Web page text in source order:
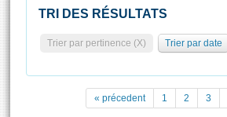
Pétitions
Statistiques et chiffres clés
Documents de référence
( Constitution | Règlement de
La Bibliothèque
TRI DES RÉSULTATS
Trier par pertinence (X) Trier par date
« précedent 1 2 3